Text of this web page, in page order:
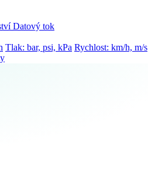
Datový tok
Tlak: bar, psi, kPa Rychlost: km/h, m/s